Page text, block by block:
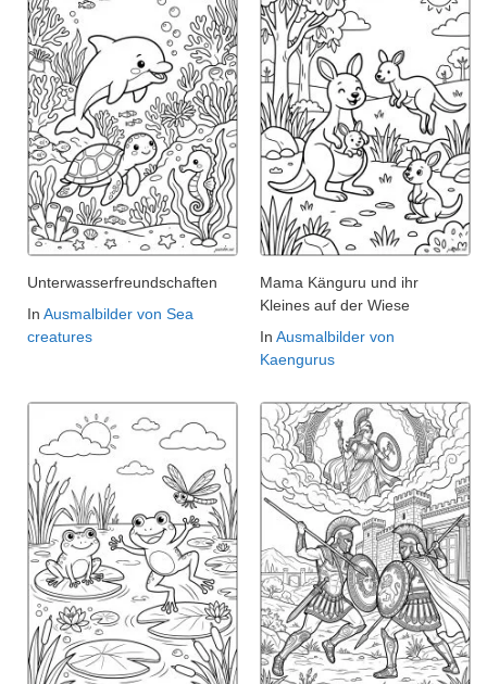
Unterwasserfreundschaften
In Ausmalbilder von Sea
creatures
Mama Känguru und ihr
Kleines auf der Wiese
In Ausmalbilder von
Kaengurus